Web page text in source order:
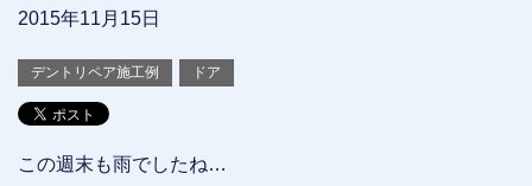
2015年11月15日
デントリペア施工例 ドア
この週末も雨でしたね…